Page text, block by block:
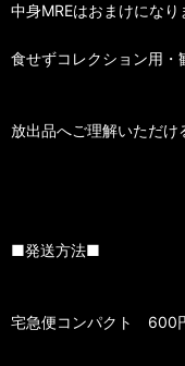
中身MREはおまけになり
食せずコレクション用・
放出品へご理解いただけ
■発送方法■
宅急便コンパクト 600